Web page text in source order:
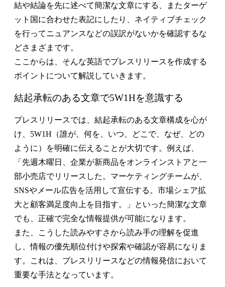
結や結論を先に述べて簡潔な文章にする、またターゲ
ット国に合わせた表記にしたり、ネイティブチェック
を行ってニュアンスなどの誤訳がないかを確認するな
どさまざまです。
ここからは、そんな英語でプレスリリースを作成する
ポイントについて解説していきます。
結起承転のある文章で5W1Hを意識する
プレスリリースでは、結起承転のある文章構成を心が
け、5W1H（誰が、何を、いつ、どこで、なぜ、どの
ように）を明確に伝えることが大切です。例えば、
「先週木曜日、企業が新商品をオンラインストアと一
部小売店でリリースした。マーケティングチームが、
SNSやメール広告を活用して宣伝する。市場シェア拡
大と顧客満足度向上を目指す。」といった簡潔な文章
でも、正確で完全な情報提供が可能になります。
また、こうした読みやすさから読み手の理解を促進
し、情報の優先順位付けや探索や確認が容易になりま
す。これは、プレスリリースなどの情報発信において
重要な手法となっています。